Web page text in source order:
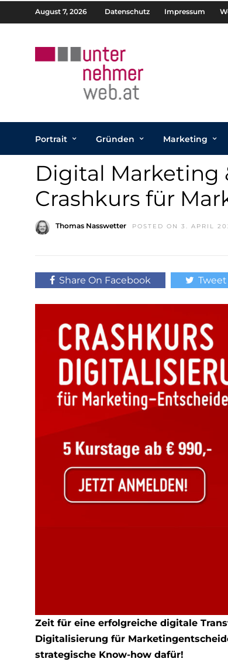
August 7, 2026 Datenschutz Impressum
Portrait Gründen Marketing
Digital Marketing
Crashkurs für
Thomas Nasswetter POSTED ON 3. APRIL
Share On Facebook
Zeit für eine erfolgreiche digitale
Digitalisierung für
strategische Know-how dafür!